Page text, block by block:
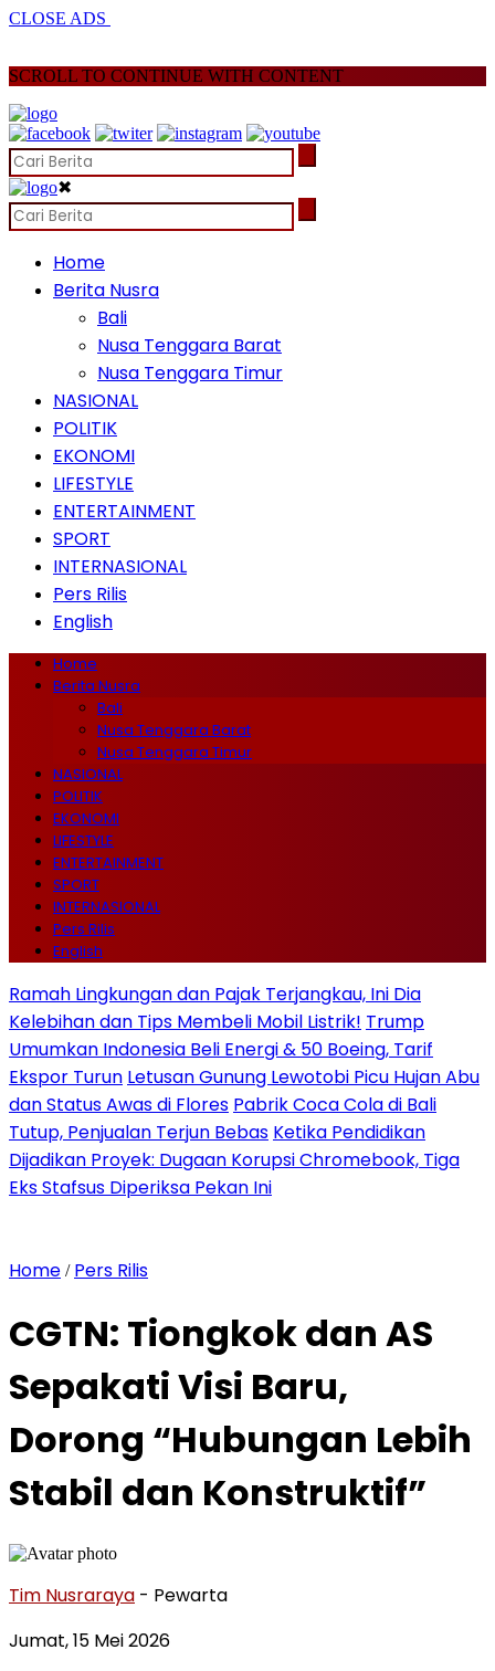
CLOSE ADS
SCROLL TO CONTINUE WITH CONTENT
✖
Home
Berita Nusra
Bali
Nusa Tenggara Barat
Nusa Tenggara Timur
NASIONAL
POLITIK
EKONOMI
LIFESTYLE
ENTERTAINMENT
SPORT
INTERNASIONAL
Pers Rilis
English
Home
Berita Nusra
Bali
Nusa Tenggara Barat
Nusa Tenggara Timur
NASIONAL
POLITIK
EKONOMI
LIFESTYLE
ENTERTAINMENT
SPORT
INTERNASIONAL
Pers Rilis
English
Ramah Lingkungan dan Pajak Terjangkau, Ini Dia
Kelebihan dan Tips Membeli Mobil Listrik! Trump
Umumkan Indonesia Beli Energi & 50 Boeing, Tarif
Ekspor Turun Letusan Gunung Lewotobi Picu Hujan Abu
dan Status Awas di Flores Pabrik Coca Cola di Bali
Tutup, Penjualan Terjun Bebas Ketika Pendidikan
Dijadikan Proyek: Dugaan Korupsi Chromebook, Tiga
Eks Stafsus Diperiksa Pekan Ini
Home / Pers Rilis
CGTN: Tiongkok dan AS
Sepakati Visi Baru,
Dorong “Hubungan Lebih
Stabil dan Konstruktif”
Tim Nusraraya - Pewarta
Jumat, 15 Mei 2026